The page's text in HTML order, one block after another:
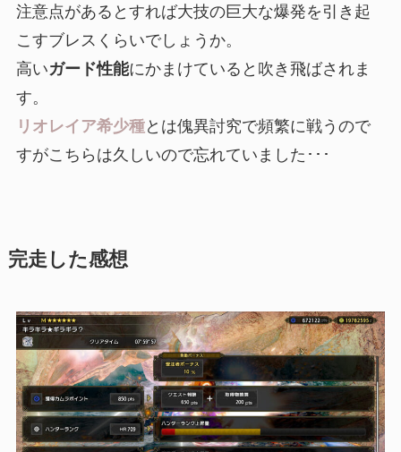
注意点があるとすれば大技の巨大な爆発を引き起
こすブレスくらいでしょうか。
高いガード性能にかまけていると吹き飛ばされま
す。
リオレイア希少種とは傀異討究で頻繁に戦うので
すがこちらは久しいので忘れていました･･･
完走した感想